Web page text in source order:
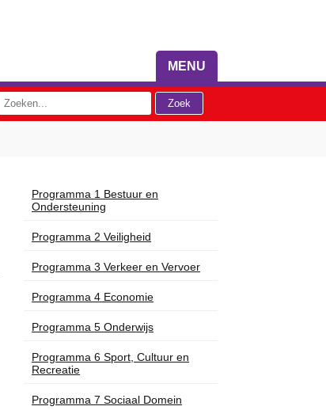
MENU
Programma 1 Bestuur en
Ondersteuning
Programma 2 Veiligheid
Programma 3 Verkeer en Vervoer
Programma 4 Economie
Programma 5 Onderwijs
Programma 6 Sport, Cultuur en
Recreatie
Programma 7 Sociaal Domein